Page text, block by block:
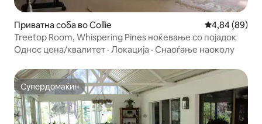
Приватна соба во Collie Просечна
4,84 (89)
Treetop Room, Whispering Pines ноќевање со појадок
Однос цена/квалитет · Локација · Снаоѓање наоколу
Супердомаќин
Супердомаќин